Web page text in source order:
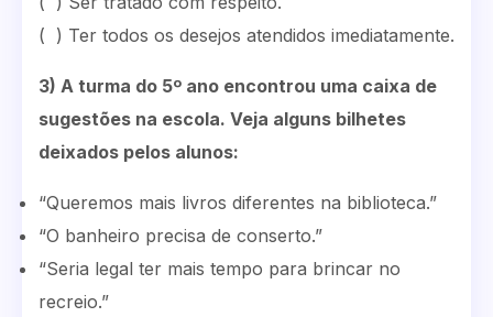
( ) Ter todos os desejos atendidos imediatamente.
3) A turma do 5º ano encontrou uma caixa de
sugestões na escola. Veja alguns bilhetes
deixados pelos alunos:
“Queremos mais livros diferentes na biblioteca.”
“O banheiro precisa de conserto.”
“Seria legal ter mais tempo para brincar no
recreio.”